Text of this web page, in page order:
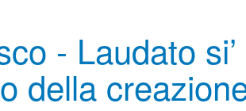
- Laudato
della